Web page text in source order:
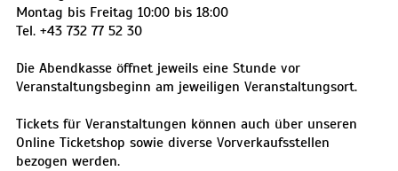
Montag bis Freitag 10:00 bis 18:00
Tel. +43 732 77 52 30
Die Abendkasse öffnet jeweils eine Stunde vor
Veranstaltungsbeginn am jeweiligen Veranstaltungsort.
Tickets für Veranstaltungen können auch über unseren
Online Ticketshop sowie diverse Vorverkaufsstellen
bezogen werden.